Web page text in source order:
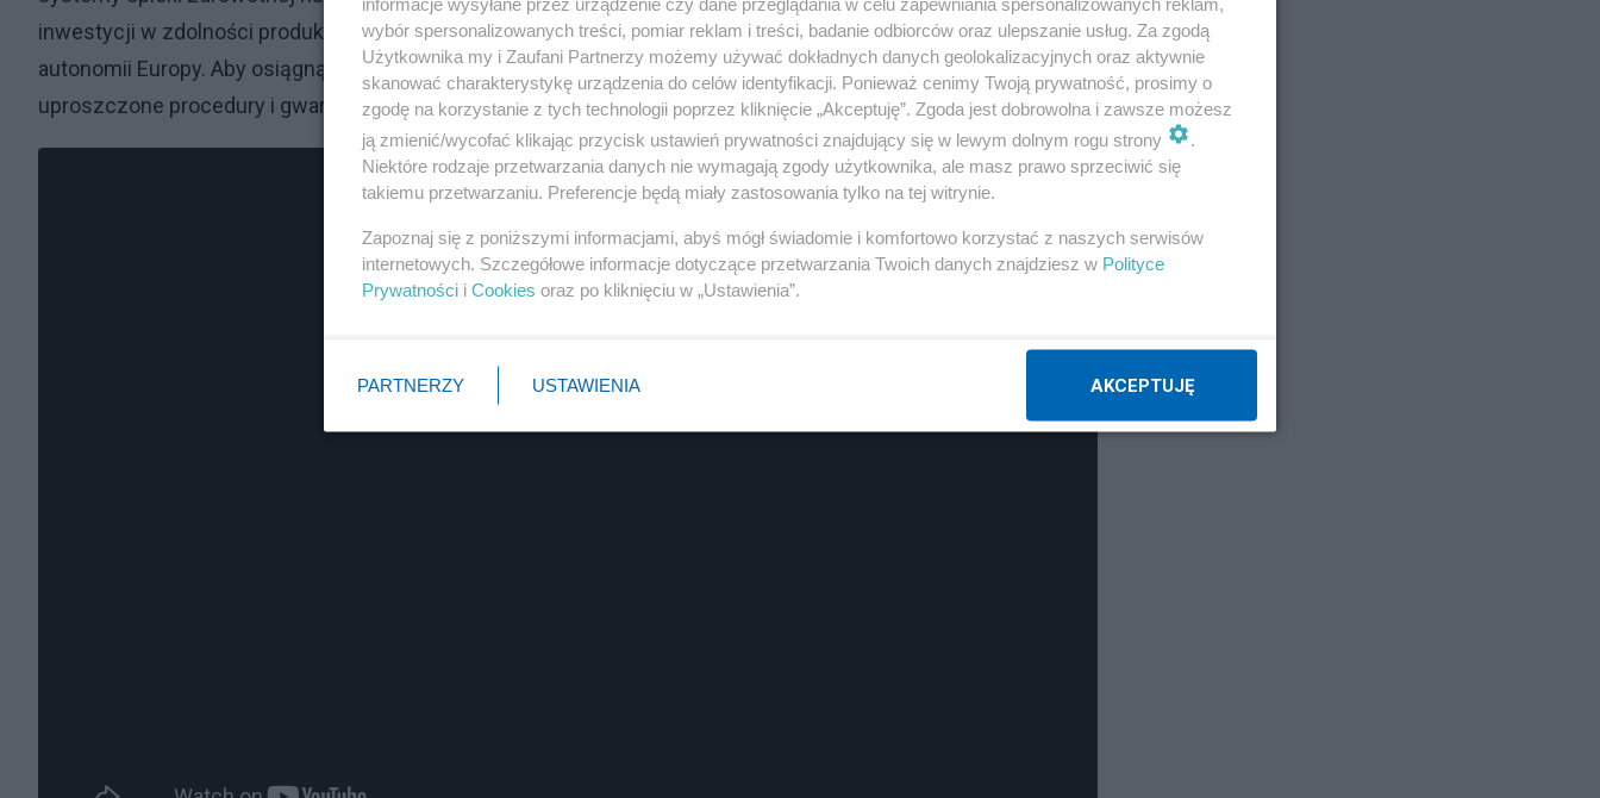
inwestycji w zdolności produkcyjne UE w zakresie leków krytycznych i ich składników w celu zwiększenia
autonomii Europy. Aby osiągnąć cele Aktu o Lekach Krytycznych, konieczne jest dedykowane finansowanie,
uproszczone procedury i gwarancje rentownego zbytu.
wybór spersonalizowanych treści, pomiar reklam i treści, badanie odbiorców oraz ulepszanie usług. Za zgodą
Użytkownika my i Zaufani Partnerzy możemy używać dokładnych danych geolokalizacyjnych oraz aktywnie
skanować charakterystykę urządzenia do celów identyfikacji. Ponieważ cenimy Twoją prywatność, prosimy o
zgodę na korzystanie z tych technologii poprzez kliknięcie „Akceptuję”. Zgoda jest dobrowolna i zawsze możesz
ją zmienić/wycofać klikając przycisk ustawień prywatności znajdujący się w lewym dolnym rogu strony
.
Niektóre rodzaje przetwarzania danych nie wymagają zgody użytkownika, ale masz prawo sprzeciwić się
takiemu przetwarzaniu. Preferencje będą miały zastosowania tylko na tej witrynie.
Zapoznaj się z poniższymi informacjami, abyś mógł świadomie i komfortowo korzystać z naszych serwisów
internetowych. Szczegółowe informacje dotyczące przetwarzania Twoich danych znajdziesz w Polityce
Prywatności i Cookies oraz po kliknięciu w „Ustawienia”.
PARTNERZY USTAWIENIA AKCEPTUJĘ